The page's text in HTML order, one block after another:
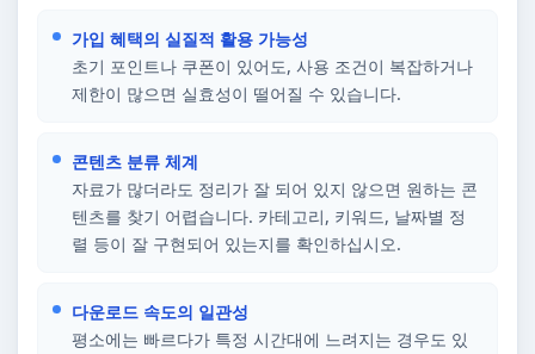
가입 혜택의 실질적 활용 가능성
초기 포인트나 쿠폰이 있어도, 사용 조건이 복잡하거나
제한이 많으면 실효성이 떨어질 수 있습니다.
콘텐츠 분류 체계
자료가 많더라도 정리가 잘 되어 있지 않으면 원하는 콘
텐츠를 찾기 어렵습니다. 카테고리, 키워드, 날짜별 정
렬 등이 잘 구현되어 있는지를 확인하십시오.
다운로드 속도의 일관성
평소에는 빠르다가 특정 시간대에 느려지는 경우도 있